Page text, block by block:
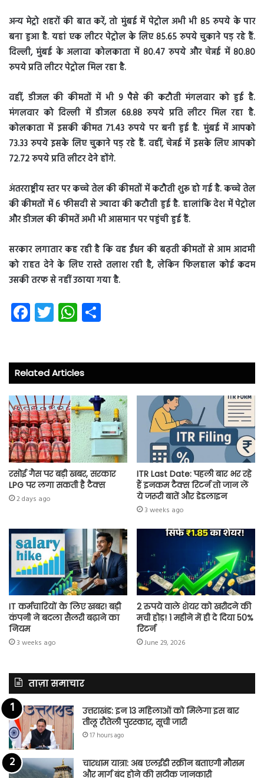
अन्य मेट्रो शहरों की बात करें, तो मुंबई में पेट्रोल अभी भी 85 रुपये के पार
बना हुआ है. यहां एक लीटर पेट्रोल के लिए 85.65 रुपये चुकाने पड़ रहे हैं.
दिल्ली, मुंबई के अलावा कोलकाता में 80.47 रुपये और चेन्नई में 80.80
रुपये प्रति लीटर पेट्रोल मिल रहा है.
वहीं, डीजल की कीमतों में भी 9 पैसे की कटौती मंगलवार को हुई है.
मंगलवार को दिल्ली में डीजल 68.88 रुपये प्रति लीटर मिल रहा है.
कोलकाता में इसकी कीमत 71.43 रुपये पर बनी हुई है. मुंबई में आपको
73.33 रुपये इसके लिए चुकाने पड़ रहे हैं. वहीं, चेन्नई में इसके लिए आपको
72.72 रुपये प्रति लीटर देने होंगे.
अंतरराष्ट्रीय स्तर पर कच्चे तेल की कीमतों में कटौती शुरू हो गई है. कच्चे तेल
की कीमतों में 6 फीसदी से ज्यादा की कटौती हुई है. हालांक‍ि देश में पेट्रोल
और डीजल की कीमतें अभी भी आसमान पर पहुंची हुई हैं.
सरकार लगातार कह रही है कि वह ईंधन की बढ़ती कीमतों से आम आदमी
को राहत देने के लिए रास्ते तलाश रही है, लेकिन फिलहाल कोई कदम
उसकी तरफ से नहीं उठाया गया है.
Fa
ce
o
ok
T
wi
er
W
ha
A
p
p
Related Articles
रसोई गैस पर बड़ी खबर, सरकार
LPG पर लगा सकती है टैक्स
2 days ago
ITR Last Date: पहली बार भर रहे
हैं इनकम टैक्स रिटर्न तो जान लें
ये जरूरी बातें और डेडलाइन
3 weeks ago
IT कर्मचारियों के लिए खबर! बड़ी
कंपनी ने बदला सैलरी बढ़ाने का
नियम
3 weeks ago
2 रुपये वाले शेयर को खरीदने की
मची होड़! 1 महीने में ही दे दिया 50%
रिटर्न
June 29, 2026
ताज़ा समाचार
उत्तराखंड: इन 13 महिलाओं को मिलेगा इस बार
तीलू रौतेली पुरस्कार, सूची जारी
17 hours ago
चारधाम यात्रा: अब एलईडी स्क्रीन बताएगी मौसम
और मार्ग बंद होने की सटीक जानकारी